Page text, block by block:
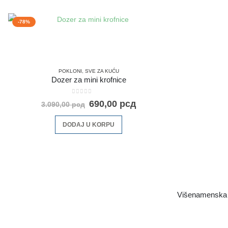
-78%
POKLONI SVE ZA KUĆU
Dozer za mini krofnice
out of 5
3.090,00рсд 690,00 рсд
DODAJ U KORPU